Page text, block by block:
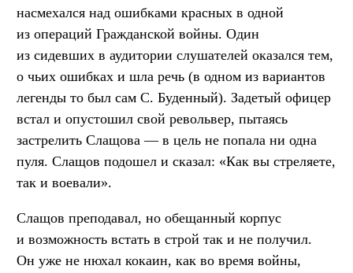
насмехался над ошибками красных в одной
из операций Гражданской войны. Один
из сидевших в аудитории слушателей оказался тем,
о чьих ошибках и шла речь (в одном из вариантов
легенды то был сам С. Буденный). Задетый офицер
встал и опустошил свой револьвер, пытаясь
застрелить Слащова — в цель не попала ни одна
пуля. Слащов подошел и сказал: «Как вы стреляете,
так и воевали».
Слащов преподавал, но обещанный корпус
и возможность встать в строй так и не получил.
Он уже не нюхал кокаин, как во время войны,